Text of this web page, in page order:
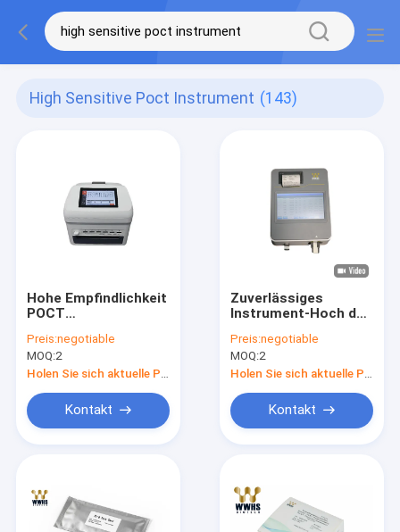
High Sensitive Poct Instrument (143)
Hohe Empfindlichkeit
POCT
Fluoreszenz
Immunochromatographic,
das System
analysiert
Preis:negotiable
MOQ:2
Kontakt
Zuverlässiges
Instrument-Hoch der
empfindlich mit LCD-
Touch Screen
Preis:negotiable
MOQ:2
Kontakt